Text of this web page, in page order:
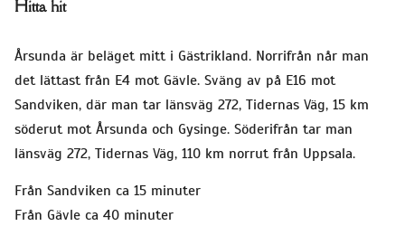
Hitta hit
Årsunda är beläget mitt i Gästrikland. Norrifrån når man
det lättast från E4 mot Gävle. Sväng av på E16 mot
Sandviken, där man tar länsväg 272, Tidernas Väg, 15 km
söderut mot Årsunda och Gysinge. Söderifrån tar man
länsväg 272, Tidernas Väg, 110 km norrut från Uppsala.
Från Sandviken ca 15 minuter
Från Gävle ca 40 minuter